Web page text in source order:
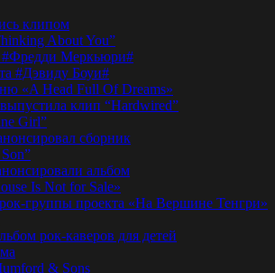
клипом
About You”
#Фредди Меркьюри#
#Дэвиду Боуи#
«A Head Full Of Dreams»
клип “Hardwired”
Girl”
сборник
альбом
Is Not for Sale»
группы проекта «На Вершине Тенгри»
рок-каверов для детей
& Sons